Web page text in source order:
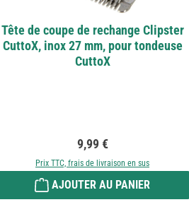
Tête de coupe de rechange Clipster
CuttoX, inox 27 mm, pour tondeuse
CuttoX
Prix régulier :
9,99 €
Prix TTC, frais de livraison en sus
AJOUTER AU PANIER